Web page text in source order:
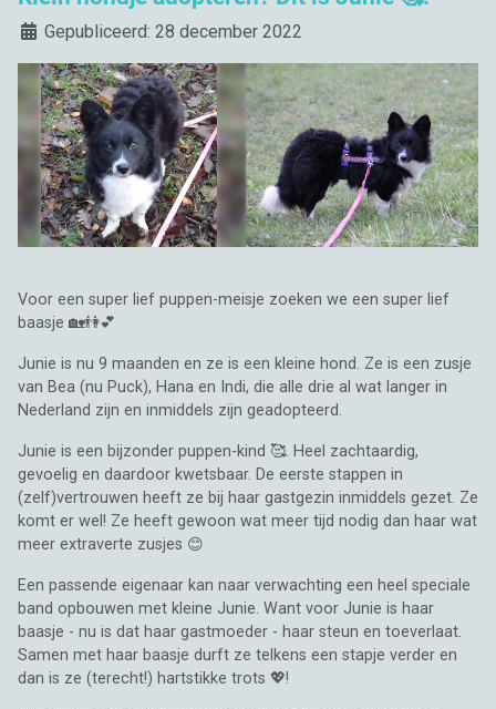
DetailsGepubliceerd: 28 december 2022
Voor een super lief puppen-meisje zoeken we een super lief
baasje 🏡👫💕
Junie is nu 9 maanden en ze is een kleine hond. Ze is een zusje
van Bea (nu Puck), Hana en Indi, die alle drie al wat langer in
Nederland zijn en inmiddels zijn geadopteerd.
Junie is een bijzonder puppen-kind 🥰. Heel zachtaardig,
gevoelig en daardoor kwetsbaar. De eerste stappen in
(zelf)vertrouwen heeft ze bij haar gastgezin inmiddels gezet. Ze
komt er wel! Ze heeft gewoon wat meer tijd nodig dan haar wat
meer extraverte zusjes 😊
Een passende eigenaar kan naar verwachting een heel speciale
band opbouwen met kleine Junie. Want voor Junie is haar
baasje - nu is dat haar gastmoeder - haar steun en toeverlaat.
Samen met haar baasje durft ze telkens een stapje verder en
dan is ze (terecht!) hartstikke trots 💖!